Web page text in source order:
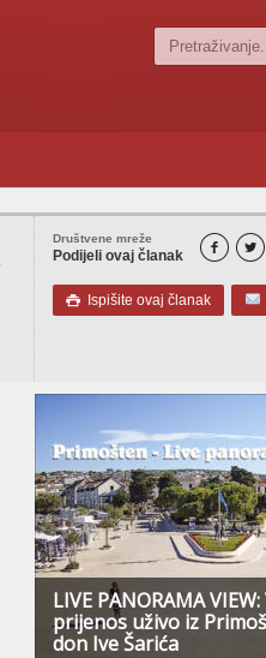
Društvene mreže
Podijeli ovaj članak  
 Ispišite ovaj članak
LIVE PANORAMA
prijenos uživo iz
don Ive Šarića